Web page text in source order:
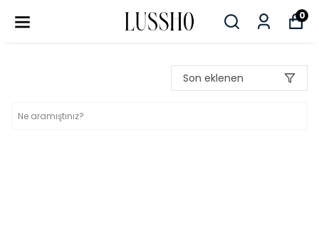
0
Son eklenen